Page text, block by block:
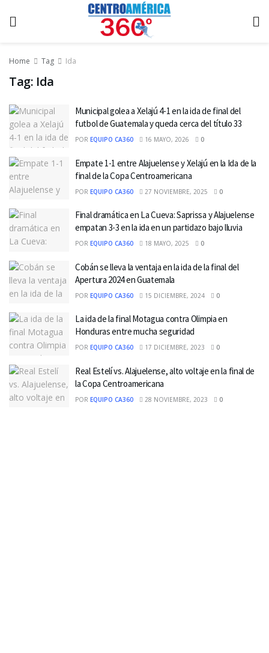
Home Tag Ida
Tag: Ida
Municipal golea a Xelajú 4-1 en la ida de final del
futbol de Guatemala y queda cerca del título 33
POR EQUIPO CA360 16 MAYO, 2026 0
Empate 1-1 entre Alajuelense y Xelajú en la Ida de la
final de la Copa Centroamericana
POR EQUIPO CA360 27 NOVIEMBRE, 2025 0
Final dramática en La Cueva: Saprissa y Alajuelense
empatan 3-3 en la ida en un partidazo bajo lluvia
POR EQUIPO CA360 18 MAYO, 2025 0
Cobán se lleva la ventaja en la ida de la final del
Apertura 2024 en Guatemala
POR EQUIPO CA360 15 DICIEMBRE, 2024 0
La ida de la final Motagua contra Olimpia en
Honduras entre mucha seguridad
POR EQUIPO CA360 17 DICIEMBRE, 2023 0
Real Estelí vs. Alajuelense, alto voltaje en la final de
la Copa Centroamericana
POR EQUIPO CA360 28 NOVIEMBRE, 2023 0